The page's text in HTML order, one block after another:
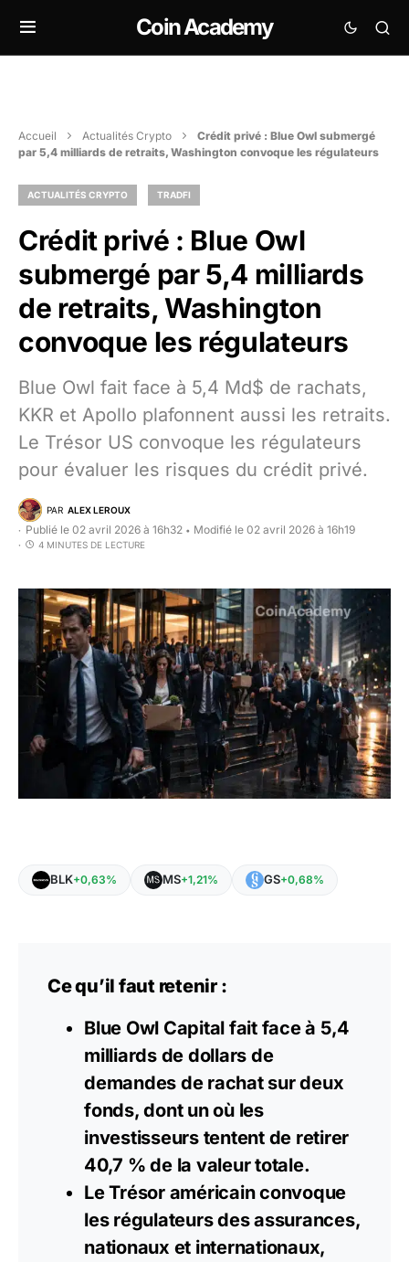
Coin Academy
Accueil Actualités Crypto
Crédit privé : Blue Owl submergé
par 5,4 milliards de retraits, Washington convoque les régulateurs
ACTUALITÉS CRYPTO TRADFI
Crédit privé : Blue Owl
submergé par 5,4 milliards
de retraits, Washington
convoque les régulateurs
Blue Owl fait face à 5,4 Md$ de rachats,
KKR et Apollo plafonnent aussi les retraits.
Le Trésor US convoque les régulateurs
pour évaluer les risques du crédit privé.
PAR ALEX LEROUX
Publié le 02 avril 2026 à 16h32 • Modifié le 02 avril 2026 à 16h19
4 MINUTES DE LECTURE
BLK+0,63% MS+1,21% GS+0,68%
Ce qu’il faut retenir :
Blue Owl Capital fait face à 5,4
milliards de dollars de
demandes de rachat sur deux
fonds, dont un où les
investisseurs tentent de retirer
40,7 % de la valeur totale.
Le Trésor américain convoque
les régulateurs des assurances,
nationaux et internationaux,